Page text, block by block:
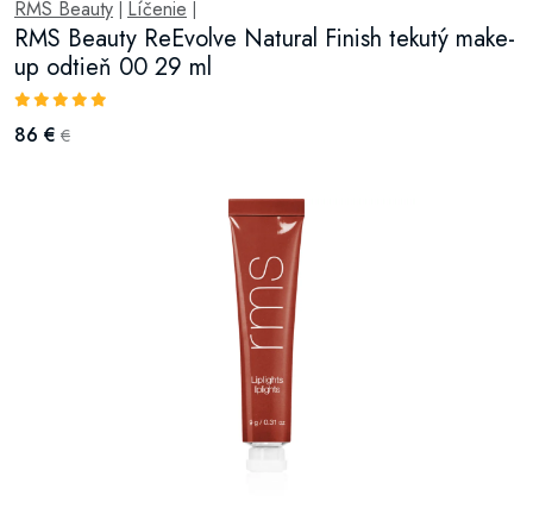
RMS Beauty Líčenie
RMS Beauty ReEvolve Natural Finish tekutý make-
up odtieň 00 29 ml
86 € €